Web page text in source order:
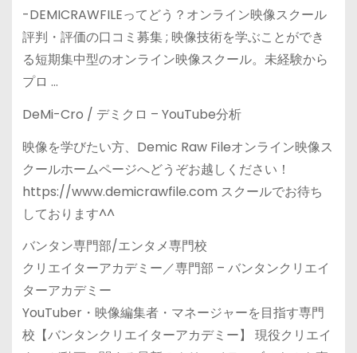
-DEMICRAWFILEってどう？オンライン映像スクール
評判・評価の口コミ募集 ; 映像技術を学ぶことができ
る短期集中型のオンライン映像スクール。未経験から
プロ …
DeMi-Cro / デミクロ – YouTube分析
映像を学びたい方、Demic Raw Fileオンライン映像ス
クールホームページへどうぞお越しください！
https://www.demicrawfile.com スクールでお待ち
しております^^
バンタン専門部/エンタメ専門校
クリエイターアカデミー／専門部 – バンタンクリエイ
ターアカデミー
YouTuber・映像編集者・マネージャーを目指す専門
校【バンタンクリエイターアカデミー】 現役クリエイ